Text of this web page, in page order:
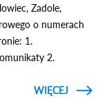
Zadole,
o numerach
1.
2.
CZYTAJ
WIĘCEJ
O